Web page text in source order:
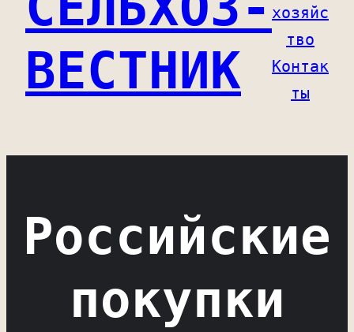
ВЕСТНИК
хозяйс
тво
Контак
ты
Российские
покупки